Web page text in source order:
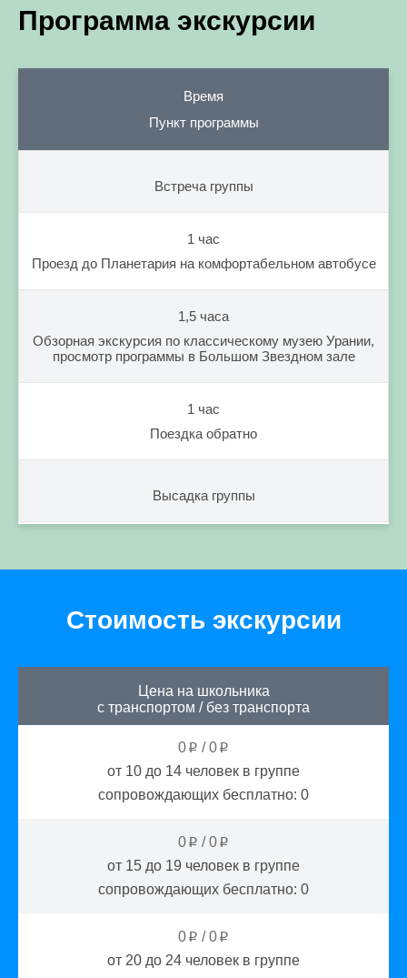
Программа экскурсии
Время
Пункт программы
Встреча группы
1 час
Проезд до Планетария на комфортабельном автобусе
1,5 часа
Обзорная экскурсия по классическому музею Урании,
просмотр программы в Большом Звездном зале
1 час
Поездка обратно
Высадка группы
Стоимость экскурсии
Цена на школьника
с транспортом / без транспорта
0 p /0 p
от 10 до 14 человек в группе
сопровождающих бесплатно: 0
0 p /0 p
от 15 до 19 человек в группе
сопровождающих бесплатно: 0
0 p /0 p
от 20 до 24 человек в группе